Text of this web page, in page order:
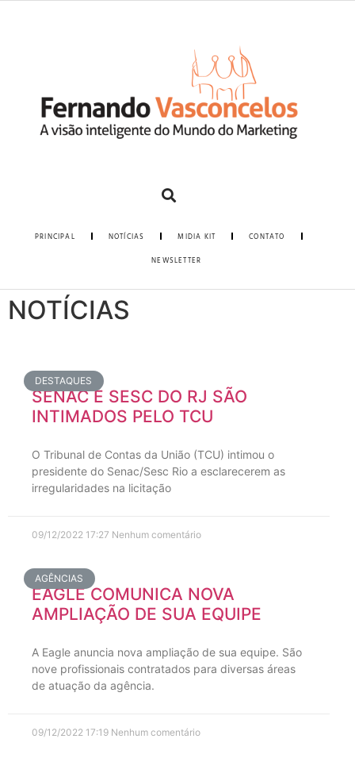
PRINCIPAL NOTÍCIAS MIDIA KIT CONTATO
NEWSLETTER
NOTÍCIAS
DESTAQUES
SENAC E SESC DO RJ SÃO
INTIMADOS PELO TCU
O Tribunal de Contas da União (TCU) intimou o
presidente do Senac/Sesc Rio a esclarecerem as
irregularidades na licitação
09/12/2022 17:27 Nenhum comentário
AGÊNCIAS
EAGLE COMUNICA NOVA
AMPLIAÇÃO DE SUA EQUIPE
A Eagle anuncia nova ampliação de sua equipe. São
nove profissionais contratados para diversas áreas
de atuação da agência.
09/12/2022 17:19 Nenhum comentário